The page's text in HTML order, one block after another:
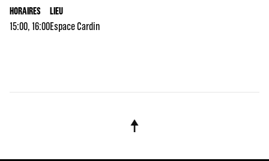
HORAIRES
15:00, 16:00
LIEU
Espace Cardin